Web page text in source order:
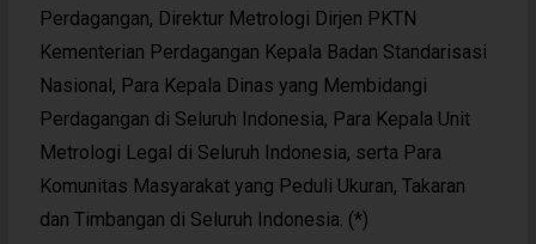
Perdagangan, Direktur Metrologi Dirjen PKTN
Kementerian Perdagangan Kepala Badan Standarisasi
Nasional, Para Kepala Dinas yang Membidangi
Perdagangan di Seluruh Indonesia, Para Kepala Unit
Metrologi Legal di Seluruh Indonesia, serta Para
Komunitas Masyarakat yang Peduli Ukuran, Takaran
dan Timbangan di Seluruh Indonesia. (*)